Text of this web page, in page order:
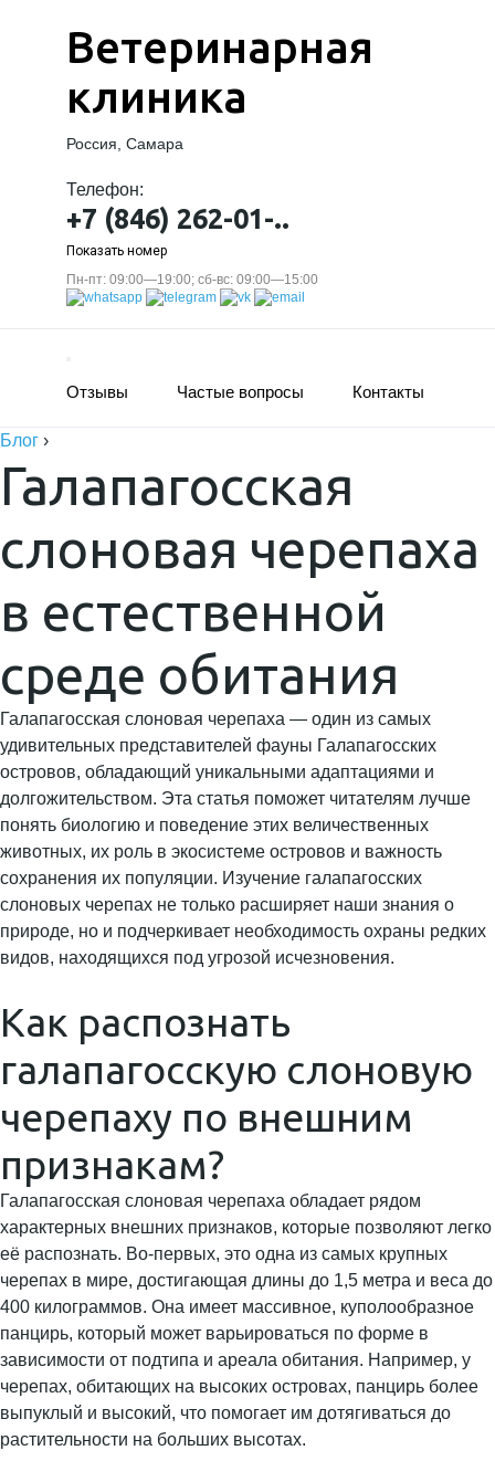
Ветеринарная
клиника
Россия, Самара
Телефон:
+7 (846) 262-01-..
Показать номер
Пн-пт: 09:00—19:00; сб-вс: 09:00—15:00
Отзывы Частые вопросы Контакты
Блог ›
Галапагосская
слоновая черепаха
в естественной
среде обитания
Галапагосская слоновая черепаха — один из самых
удивительных представителей фауны Галапагосских
островов, обладающий уникальными адаптациями и
долгожительством. Эта статья поможет читателям лучше
понять биологию и поведение этих величественных
животных, их роль в экосистеме островов и важность
сохранения их популяции. Изучение галапагосских
слоновых черепах не только расширяет наши знания о
природе, но и подчеркивает необходимость охраны редких
видов, находящихся под угрозой исчезновения.
Как распознать
галапагосскую слоновую
черепаху по внешним
признакам?
Галапагосская слоновая черепаха обладает рядом
характерных внешних признаков, которые позволяют легко
её распознать. Во-первых, это одна из самых крупных
черепах в мире, достигающая длины до 1,5 метра и веса до
400 килограммов. Она имеет массивное, куполообразное
панцирь, который может варьироваться по форме в
зависимости от подтипа и ареала обитания. Например, у
черепах, обитающих на высоких островах, панцирь более
выпуклый и высокий, что помогает им дотягиваться до
растительности на больших высотах.